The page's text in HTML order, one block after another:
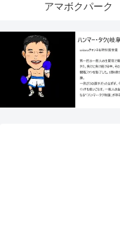
アマボクパーク